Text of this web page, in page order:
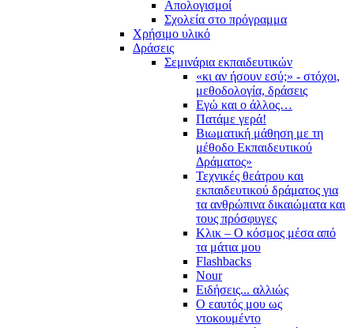
Απολογισμοί
Σχολεία στο πρόγραμμα
Χρήσιμο υλικό
Δράσεις
Σεμινάρια εκπαιδευτικών
«κι αν ήσουν εσύ;» - στόχοι,
μεθοδολογία, δράσεις
Εγώ και ο άλλος…
Πατάμε γερά!
Βιωματική μάθηση με τη
μέθοδο Εκπαιδευτικού
Δράματος»
Τεχνικές θεάτρου και
εκπαιδευτικού δράματος για
τα ανθρώπινα δικαιώματα και
τους πρόσφυγες
Κλικ – Ο κόσμος μέσα από
τα μάτια μου
Flashbacks
Nour
Ειδήσεις... αλλιώς
Ο εαυτός μου ως
ντοκουμέντο